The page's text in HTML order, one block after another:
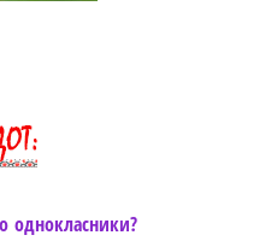
однокласники?